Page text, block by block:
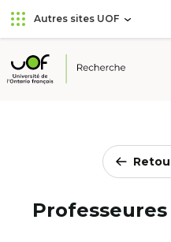
Aller
au
principal
Passer
au
Autres sites UOF
Université